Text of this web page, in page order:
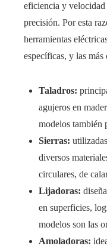
eficiencia y velocidad
precisión. Por esta
herramientas
específicas, y las más
Taladros:
agujeros en
modelos también
Sierras:
diversos
circulares, de
Lijadoras:
en superficies,
modelos son las
Amoladoras: